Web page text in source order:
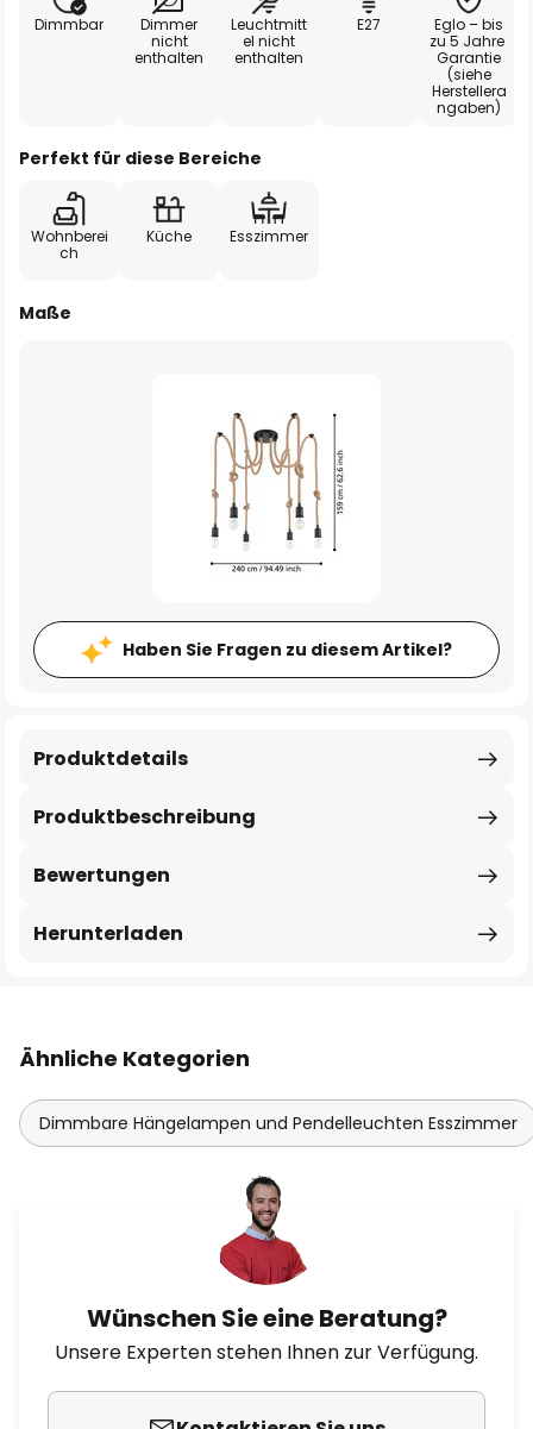
Dimmbar
Dimmer
nicht
enthalten
Leuchtmitt
el nicht
enthalten
E27
Eglo – bis
zu 5 Jahre
Garantie
(siehe
Herstellera
ngaben)
Perfekt für diese Bereiche
Wohnberei
ch
Küche Esszimmer
Maße
Haben Sie Fragen zu diesem Artikel?
Produktbeschreibung
Produktdetails
Bewertungen
Herunterladen
Ähnliche Kategorien
Dimmbare Hängelampen und Pendelleuchten Esszimmer
Wünschen Sie eine Beratung?
Unsere Experten stehen Ihnen zur Verfügung.